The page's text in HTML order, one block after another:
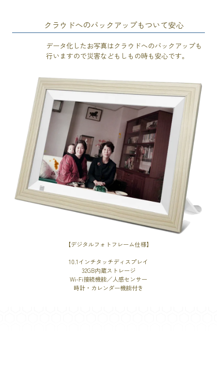
クラウドへのバックアップもついて安心
データ化したお写真はクラウドへのバックアップも
行いますので災害などもしもの時も安心です。
【デジタルフォトフレーム仕様】
10.1インチタッチディスプレイ
32GB内蔵ストレージ
Wi-Fi接続機能／人感センサー
時計・カレンダー機能付き